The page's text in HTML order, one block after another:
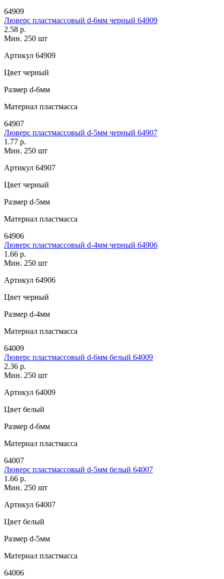
64909
Люверс пластмассовый d-6мм черный 64909
2.58 р.
Мин. 250 шт
Артикул 64909
Цвет черный
Размер d-6мм
Материал пластмасса
64907
Люверс пластмассовый d-5мм черный 64907
1.77 р.
Мин. 250 шт
Артикул 64907
Цвет черный
Размер d-5мм
Материал пластмасса
64906
Люверс пластмассовый d-4мм черный 64906
1.66 р.
Мин. 250 шт
Артикул 64906
Цвет черный
Размер d-4мм
Материал пластмасса
64009
Люверс пластмассовый d-6мм белый 64009
2.36 р.
Мин. 250 шт
Артикул 64009
Цвет белый
Размер d-6мм
Материал пластмасса
64007
Люверс пластмассовый d-5мм белый 64007
1.66 р.
Мин. 250 шт
Артикул 64007
Цвет белый
Размер d-5мм
Материал пластмасса
64006